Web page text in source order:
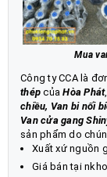
Mua
Công ty CCA là
thép củaHòa Phát,
chiều, Van bi nối
Van cửa gang
sản phẩm do
Xuất xứ nguồn
Giá bán tại